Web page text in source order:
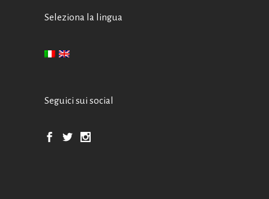
Seleziona la lingua
Seguici sui social